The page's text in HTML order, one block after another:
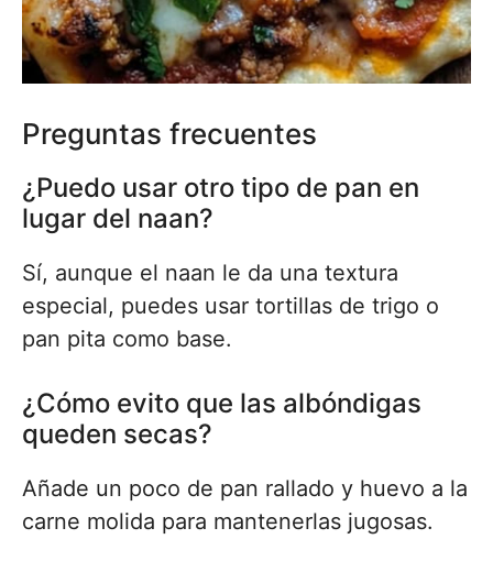
Preguntas frecuentes
¿Puedo usar otro tipo de pan en
lugar del naan?
Sí, aunque el naan le da una textura
especial, puedes usar tortillas de trigo o
pan pita como base.
¿Cómo evito que las albóndigas
queden secas?
Añade un poco de pan rallado y huevo a la
carne molida para mantenerlas jugosas.